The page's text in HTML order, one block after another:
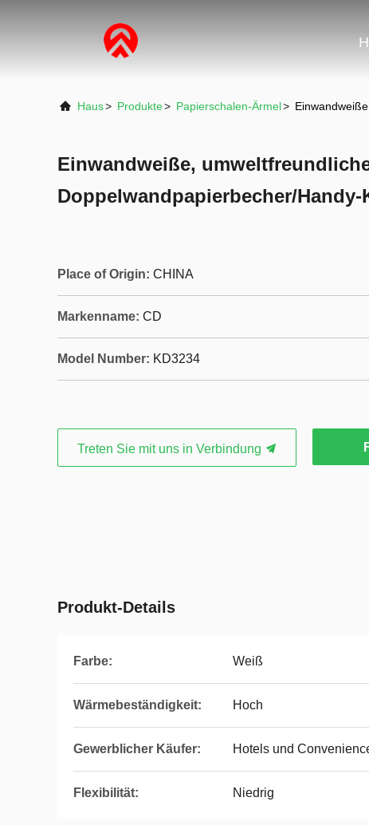
Haus> Produkte> Papierschalen-Ärmel>
Einwandweiße,
Doppelwandpapierbecher/
Place of Origin: CHINA
Markenname: CD
Model Number: KD3234
Treten Sie mit uns in Verbindung
Produkt-Details
Farbe: Weiß
Wärmebeständigkeit: Hoch
Gewerblicher Käufer: Hotels und
Flexibilität: Niedrig